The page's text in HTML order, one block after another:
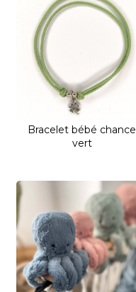
Bracelet bébé chance
vert